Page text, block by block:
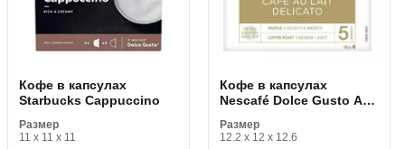
Кофе в капсулах
Starbucks Cappuccino
Размер
11 x 11 x 11
Кофе в капсулах
Nescafé Dolce Gusto Au
Размер
12.2 x 12 x 12.6